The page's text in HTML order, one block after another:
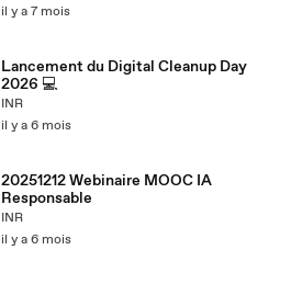
il y a 7 mois
Lancement du Digital Cleanup Day
2026 💻
INR
il y a 6 mois
20251212 Webinaire MOOC IA
Responsable
INR
il y a 6 mois